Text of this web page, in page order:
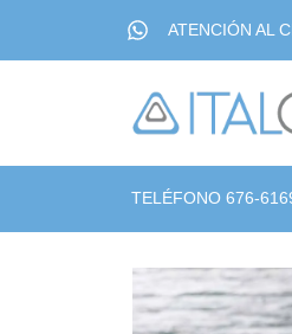
ATENCIÓN AL
TELÉFONO 676-